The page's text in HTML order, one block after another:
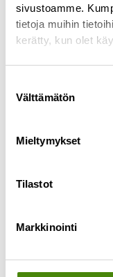
sivustoamme.
tietoja muihin
kerätty, kun olet
valinta
Välttämätön
Mieltymykset
Tilastot
Markkinointi
4.9.2025
Kuolinpesän
perikunta